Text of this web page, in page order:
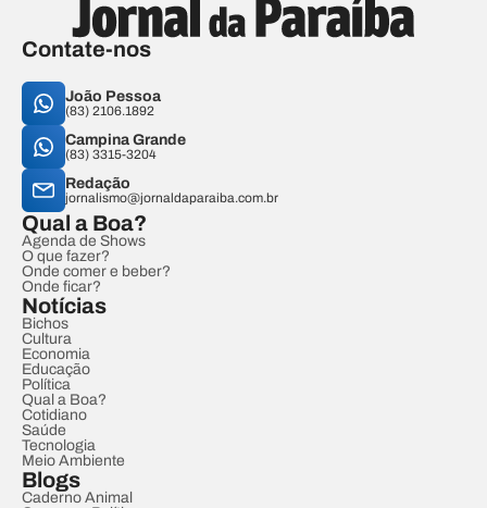
Contate-nos
João Pessoa
(83) 2106.1892
Campina Grande
(83) 3315-3204
Redação
jornalismo@jornaldaparaiba.com.br
Qual a Boa?
Agenda de Shows
O que fazer?
Onde comer e beber?
Onde ficar?
Notícias
Bichos
Cultura
Economia
Educação
Política
Qual a Boa?
Cotidiano
Saúde
Tecnologia
Meio Ambiente
Blogs
Caderno Animal